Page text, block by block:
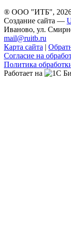
® ООО "ИТБ",
Создание сайта —
Иваново, ул.
mail@ruitb.ru
Карта сайта |
Согласие на
Политика
Работает на